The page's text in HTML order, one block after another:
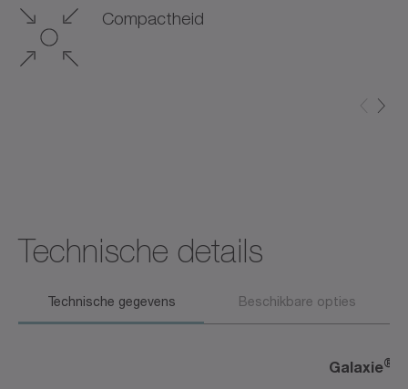
Compactheid
Technische details
Technische gegevens Beschikbare opties
Galaxie®